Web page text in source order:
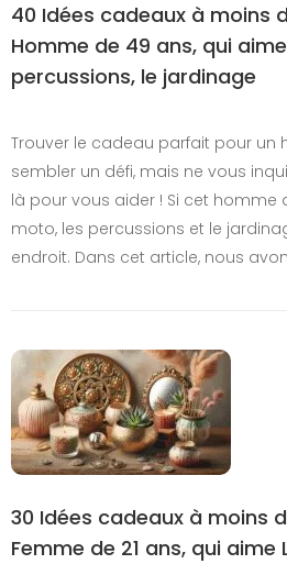
40 Idées cadeaux à moins
Homme de 49 ans, qui
percussions, le jardinage
Trouver le cadeau parfait pour un
sembler un défi, mais ne vous
là pour vous aider ! Si cet homme
moto, les percussions et le
endroit. Dans cet article, nous
30 Idées cadeaux à moins
Femme de 21 ans, qui aime